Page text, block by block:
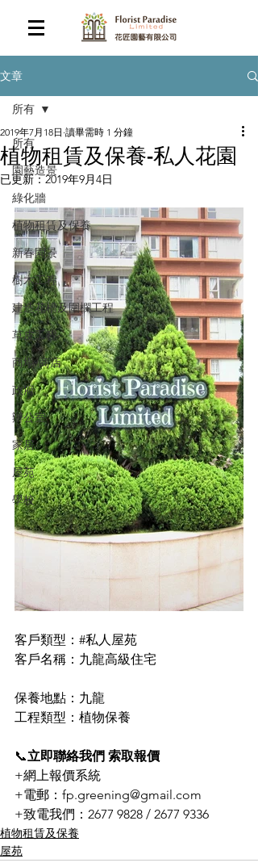
文章
所有
園藝造景
綠化牆
植物租賃及保養
新春園景
樹木工程
建造花槽及圍欄工程
草皮工程
商場/商店
政府
辦公室
家居
屋苑
學校
所有
植物租賃及保養-私人花園
2019年7月18日 讀畢需時 1 分鐘
已更新：2019年9月4日
客戶類型：#私人屋苑
客戶名稱：九龍高級住宅
保養地點：九龍
工程類型：植物保養
📞立即聯絡我們 索取報價
+網上報價系統
+電郵：fp.greening@gmail.com
+致電我們：2677 9828 / 2677 9336
植物租賃及保養
屋苑